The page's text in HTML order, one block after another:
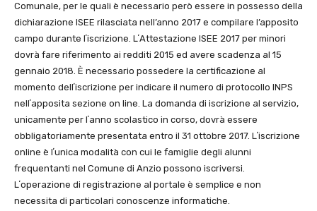
Comunale, per le quali è necessario però essere in possesso della
dichiarazione ISEE rilasciata nell’anno 2017 e compilare l’apposito
campo durante lʼiscrizione. LʼAttestazione ISEE 2017 per minori
dovrà fare riferimento ai redditi 2015 ed avere scadenza al 15
gennaio 2018. È necessario possedere la certificazione al
momento dellʼiscrizione per indicare il numero di protocollo INPS
nellʼapposita sezione on line. La domanda di iscrizione al servizio,
unicamente per lʼanno scolastico in corso, dovrà essere
obbligatoriamente presentata entro il 31 ottobre 2017. Lʼiscrizione
online è lʼunica modalità con cui le famiglie degli alunni
frequentanti nel Comune di Anzio possono iscriversi.
Lʼoperazione di registrazione al portale è semplice e non
necessita di particolari conoscenze informatiche.